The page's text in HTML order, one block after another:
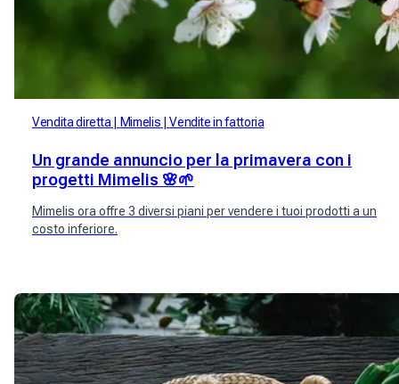
Vendita diretta Mimelis Vendite in fattoria
Un grande annuncio per la primavera con i
progetti Mimelis 🌸🌱
Mimelis ora offre 3 diversi piani per vendere i tuoi prodotti a un
costo inferiore.